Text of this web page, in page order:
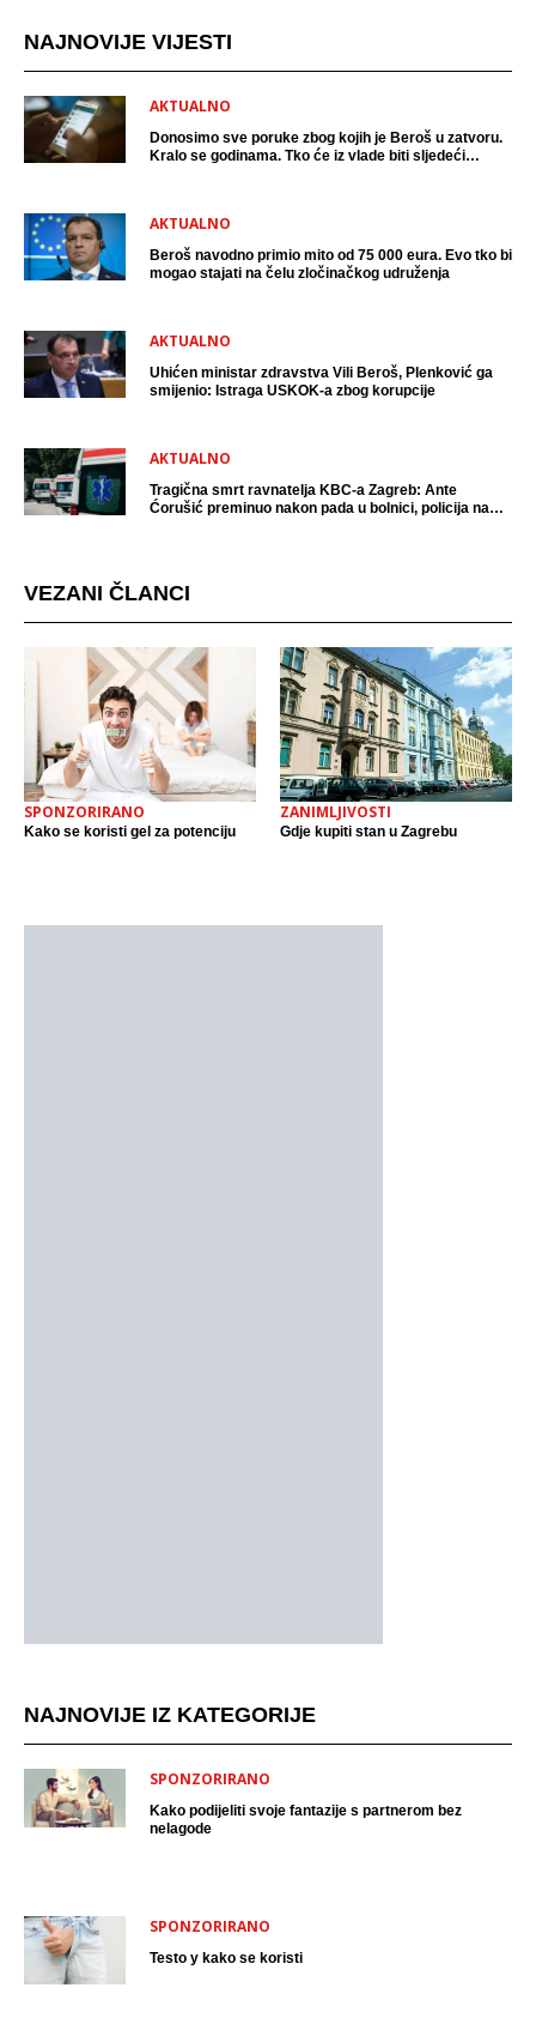
NAJNOVIJE VIJESTI
AKTUALNO
Donosimo sve poruke zbog kojih je Beroš u zatvoru.
Kralo se godinama. Tko će iz vlade biti sljedeći
AKTUALNO
Beroš navodno primio mito od 75 000 eura. Evo tko bi
mogao stajati na čelu zločinačkog udruženja
AKTUALNO
Uhićen ministar zdravstva Vili Beroš, Plenković ga
smijenio: Istraga USKOK-a zbog korupcije
AKTUALNO
Tragična smrt ravnatelja KBC-a Zagreb: Ante
Ćorušić preminuo nakon pada u bolnici, policija na
VEZANI ČLANCI
SPONZORIRANO
Kako se koristi gel za potenciju
ZANIMLJIVOSTI
Gdje kupiti stan u Zagrebu
NAJNOVIJE IZ KATEGORIJE
SPONZORIRANO
Kako podijeliti svoje fantazije s partnerom bez
nelagode
SPONZORIRANO
Testo y kako se koristi